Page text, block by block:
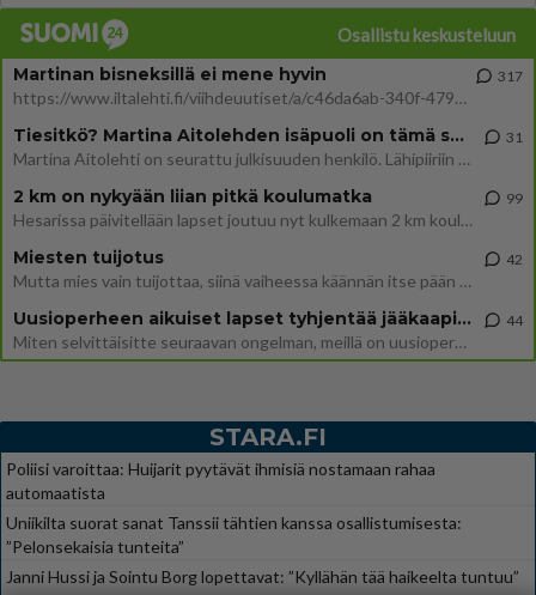
Osallistu keskusteluun
Martinan bisneksillä ei mene hyvin
https://www.iltalehti.fi/viihdeuutiset/a/c46da6ab-340f-4790-aaa7-0865eed2336 Yrityksen konkurssihakemus on tullut kärä
317
Tiesitkö? Martina Aitolehden isäpuoli on tämä suosittu laulaja
Martina Aitolehti on seurattu julkisuuden henkilö. Lähipiiriin mahtuu muitakin tunnettuja henkilöitä. Tiesitkö, että Ma
31
2 km on nykyään liian pitkä koulumatka
Hesarissa päivitellään lapset joutuu nyt kulkemaan 2 km kouluun jösses. Ruostefillarilla tuo matka menee vaikka miten äk
99
Miesten tuijotus
Mutta mies vain tuijottaa, siinä vaiheessa käännän itse pään pois. Mikä juttu? Yleensä jos joku tuijottaa tai katsoo, hä
42
Uusioperheen aikuiset lapset tyhjentää jääkaapin käydessään
Miten selvittäisitte seuraavan ongelman, meillä on uusioperhe, minulla teini-ikäiset lapset ja puolisolla aikuiset, jotk
44
STARA.FI
Poliisi varoittaa: Huijarit pyytävät ihmisiä nostamaan rahaa
automaatista
Uniikilta suorat sanat Tanssii tähtien kanssa osallistumisesta:
”Pelonsekaisia tunteita”
Janni Hussi ja Sointu Borg lopettavat: ”Kyllähän tää haikeelta tuntuu”